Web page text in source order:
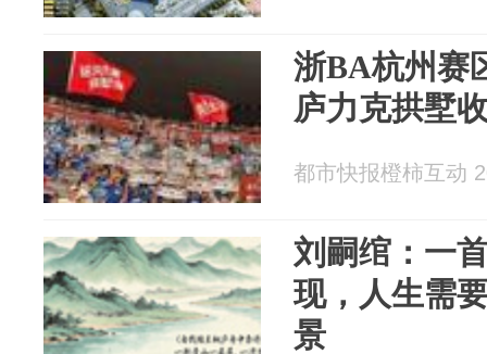
浙BA杭州赛
庐力克拱墅
都市快报橙柿互动
刘嗣绾：一
现，人生需
景